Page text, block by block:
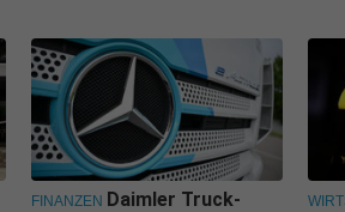
FINANZEN Daimler Truck-